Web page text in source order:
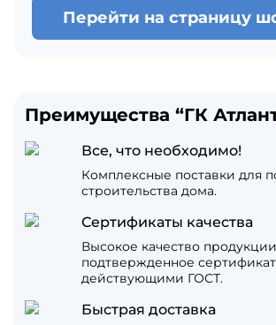
Перейти на страницу
Преимущества “ГК
Все, что необходимо!
Комплексные поставки для
строительства дома.
Сертификаты качества
Высокое качество
подтвержденное
действующими ГОСТ.
Быстрая доставка